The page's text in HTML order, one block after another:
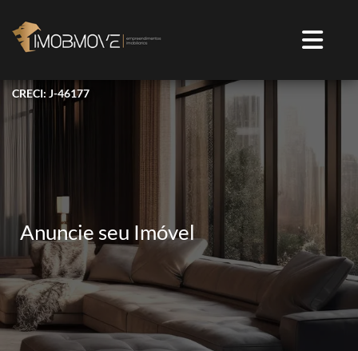
CRECI: J-46177
Anuncie seu Imóvel